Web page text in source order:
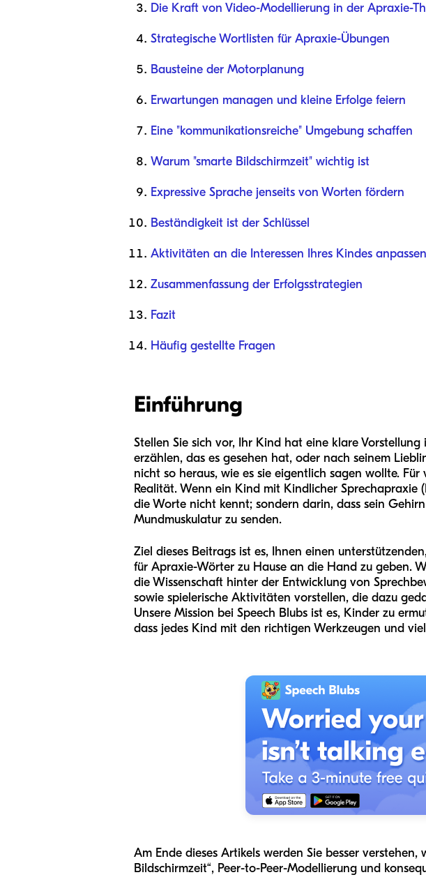
Die Kraft von Video-Modellierung in der Apraxie-
Strategische Wortlisten für Apraxie-Übungen
Bausteine der Motorplanung
Erwartungen managen und kleine Erfolge feiern
Eine "kommunikationsreiche" Umgebung schaffen
Warum "smarte Bildschirmzeit" wichtig ist
Expressive Sprache jenseits von Worten fördern
Beständigkeit ist der Schlüssel
Aktivitäten an die Interessen Ihres Kindes anpassen
Zusammenfassung der Erfolgsstrategien
Fazit
Häufig gestellte Fragen
Einführung
Stellen Sie sich vor, Ihr Kind hat eine klare
erzählen, das es gesehen hat, oder nach seinem
nicht so heraus, wie es sie eigentlich sagen wollte.
Realität. Wenn ein Kind mit Kindlicher
die Worte nicht kennt; sondern darin, dass sein
Mundmuskulatur zu senden.
Ziel dieses Beitrags ist es, Ihnen einen
für Apraxie-Wörter zu Hause an die Hand zu geben.
die Wissenschaft hinter der Entwicklung von
sowie spielerische Aktivitäten vorstellen, die dazu
Unsere Mission bei Speech Blubs ist es, Kinder zu
dass jedes Kind mit den richtigen Werkzeugen und
Am Ende dieses Artikels werden Sie besser
Bildschirmzeit“, Peer-to-Peer-Modellierung und